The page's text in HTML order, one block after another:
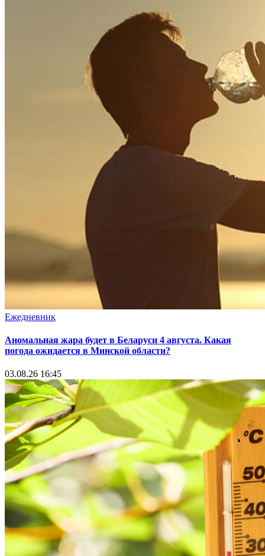
Ежедневник
Аномальная жара будет в Беларуси 4 августа. Какая
погода ожидается в Минской области?
03.08.26 16:45